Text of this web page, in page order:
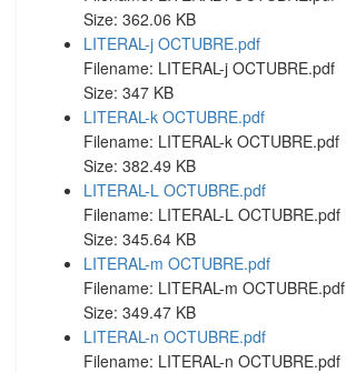
Size: 362.06 KB
LITERAL-j OCTUBRE.pdf
Filename: LITERAL-j OCTUBRE.pdf
Size: 347 KB
LITERAL-k OCTUBRE.pdf
Filename: LITERAL-k OCTUBRE.pdf
Size: 382.49 KB
LITERAL-L OCTUBRE.pdf
Filename: LITERAL-L OCTUBRE.pdf
Size: 345.64 KB
LITERAL-m OCTUBRE.pdf
Filename: LITERAL-m OCTUBRE.pdf
Size: 349.47 KB
LITERAL-n OCTUBRE.pdf
Filename: LITERAL-n OCTUBRE.pdf